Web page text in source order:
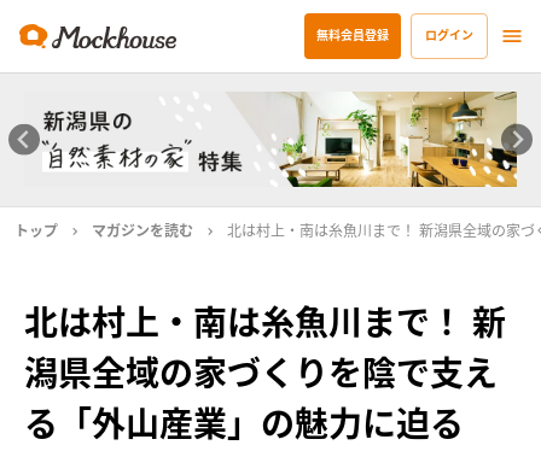
無料会員登録 ログイン
トップ マガジンを読む 北は村上・南は糸魚川まで！ 新潟県全域の家
北は村上・南は糸魚川まで！ 新
潟県全域の家づくりを陰で支え
る「外山産業」の魅力に迫る